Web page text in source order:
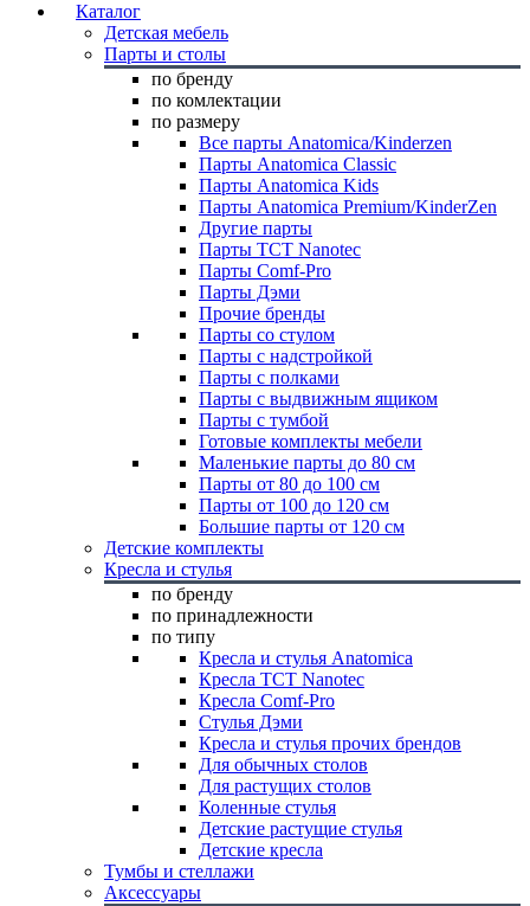
Каталог
Детская мебель
Парты и столы
по бренду
по комлектации
по размеру
Все парты Anatomica/Kinderzen
Парты Anatomica Classic
Парты Anatomica Kids
Парты Anatomica Premium/KinderZen
Другие парты
Парты TCT Nanotec
Парты Comf-Pro
Парты Дэми
Прочие бренды
Парты со стулом
Парты с надстройкой
Парты с полками
Парты с выдвижным ящиком
Парты с тумбой
Готовые комплекты мебели
Маленькие парты до 80 см
Парты от 80 до 100 см
Парты от 100 до 120 см
Большие парты от 120 см
Детские комплекты
Кресла и стулья
по бренду
по принадлежности
по типу
Кресла и стулья Anatomica
Кресла TCT Nanotec
Кресла Comf-Pro
Стулья Дэми
Кресла и стулья прочих брендов
Для обычных столов
Для растущих столов
Коленные стулья
Детские растущие стулья
Детские кресла
Тумбы и стеллажи
Аксессуары